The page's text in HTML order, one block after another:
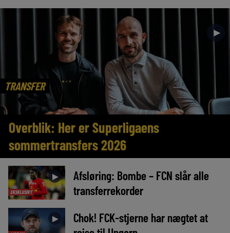
TRANSFER
►
Overblik: Her er Superligaens
sommertransfers 2026
EKSKLUSIVT
►
Afsløring: Bombe – FCN slår alle
transferrekorder
►
Chok! FCK-stjerne har nægtet at